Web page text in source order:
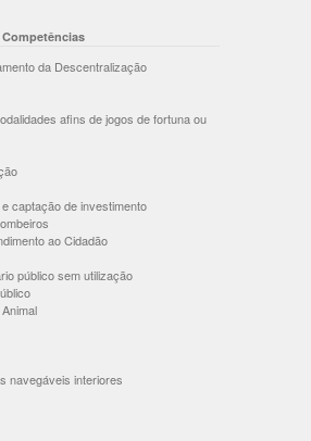
da Descentralização
afins de jogos de fortuna ou
captação de investimento
ao Cidadão
público sem utilização
navegáveis interiores